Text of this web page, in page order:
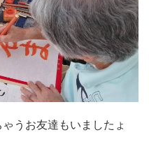
うお友達もいましたょ